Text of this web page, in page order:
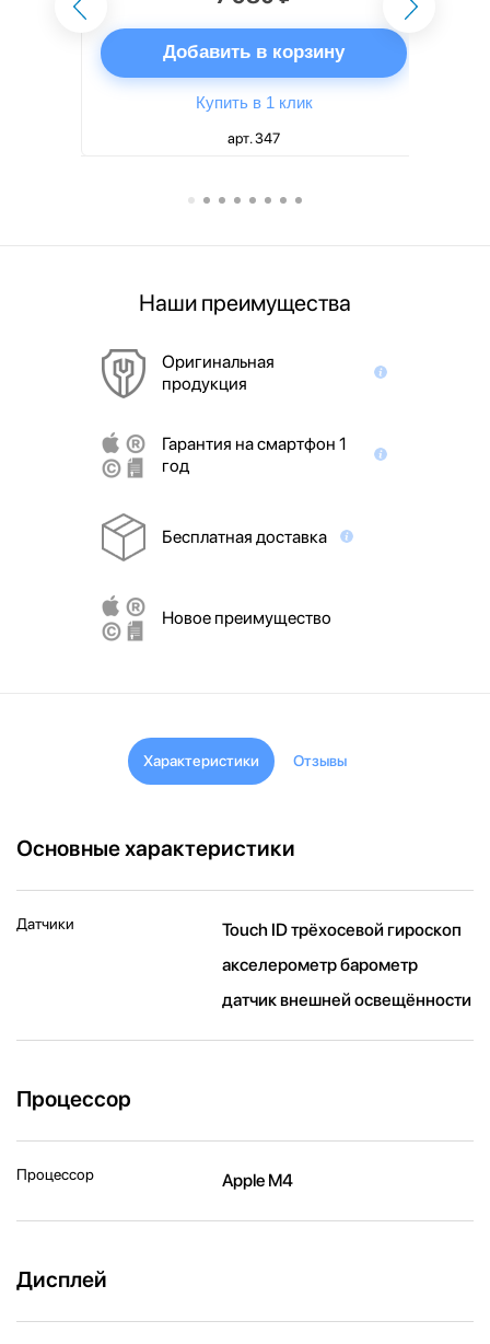
Добавить в корзину
Купить в 1 клик
арт. 347
Наши преимущества
Оригинальная
продукция
Гарантия на смартфон 1
год
Бесплатная доставка
Новое преимущество
Характеристики Отзывы
Основные характеристики
Датчики
Touch ID трёхосевой гироскоп
акселерометр барометр
датчик внешней освещённости
Процессор
Процессор Apple M4
Дисплей